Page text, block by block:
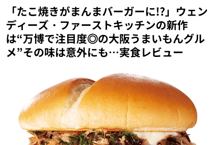
「たこ焼きがまんまバーガーに!?」ウェン
ディーズ・ファーストキッチンの新作
は“万博で注目度◎の大阪うまいもんグル
メ”その味は意外にも…実食レビュー